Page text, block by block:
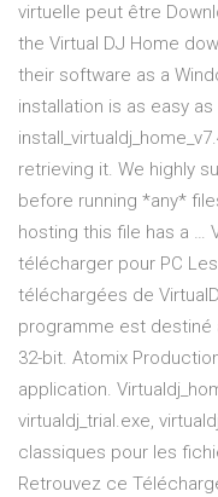
virtuelle peut être
the Virtual DJ Home
their software as a
installation is as easy
retrieving it. We highly
before running *any*
hosting this file has a …
télécharger pour PC
téléchargées de
programme est destiné
32-bit. Atomix
application.
virtualdj_trial.exe,
classiques pour les
Retrouvez ce